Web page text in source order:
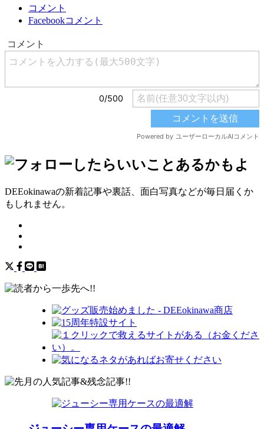
コメント
Facebookコメント
DEEokinawaの新着記事や裏話、面白写真などが毎日届くか
もしれません。